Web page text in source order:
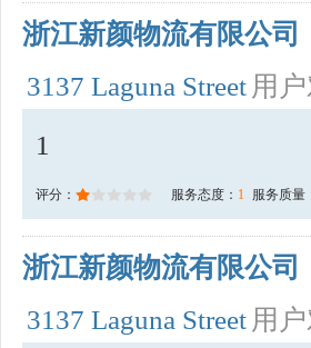
浙江新颜物流有限公司
3137 Laguna Street 用
1
评分： 服务态度： 1 服务质量
浙江新颜物流有限公司
3137 Laguna Street 用